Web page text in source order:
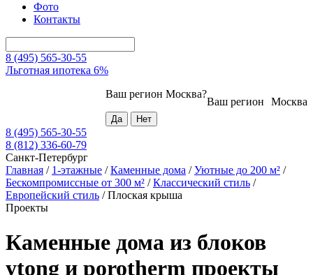
Фото
Контакты
8 (495) 565-30-55
Льготная ипотека 6%
Москва
Ваш регион
Ваш регион Москва?
8 (495) 565-30-55
8 (812) 336-60-79
Санкт-Петербург
Главная / 1-этажные /Каменные дома /Уютные до 200 м² /
Бескомпромиссные от 300 м² /Классический стиль /
Европейский стиль /Плоская крыша
Проекты
Каменные дома из блоков
ytong и porotherm проекты